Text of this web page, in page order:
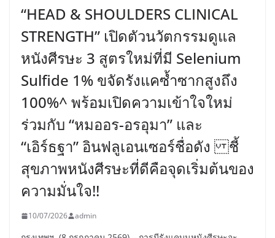
“HEAD & SHOULDERS CLINICAL
STRENGTH” เปิดตัวนวัตกรรมดูแล
หนังศีรษะ 3 สูตรใหม่ที่มี Selenium
Sulfide 1% ขจัดรังแคซ้ำซากสูงถึง
100%^ พร้อมเปิดความเข้าใจใหม่
ร่วมกับ “หมออร-อรอุมา” และ
“เอิร์ธฐา” อินฟลูเอนเซอร์ชื่อดัง ชี้
สุขภาพหนังศีรษะที่ดีคือจุดเริ่มต้นของ
ความมั่นใจ!!
10/07/2026 admin